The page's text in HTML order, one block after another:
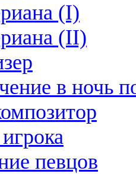
(I)
(II)
в ночь
певцов